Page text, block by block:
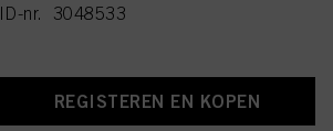
ID-nr. 3048533
REGISTEREN EN KOPEN